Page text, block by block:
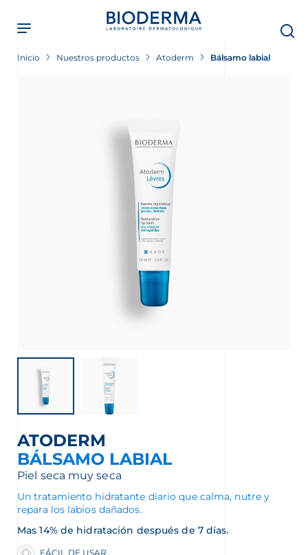
main
content
Inicio Nuestros productos Atoderm Bálsamo labial
ATODERM
BÁLSAMO LABIAL
Piel seca muy seca
Un tratamiento hidratante diario que calma, nutre y
repara los labios dañados.
Mas 14% de hidratación después de 7 días.
FÁCIL DE USAR